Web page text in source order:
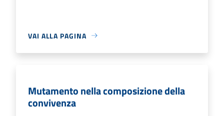
VAI ALLA PAGINA
Mutamento nella composizione della
convivenza